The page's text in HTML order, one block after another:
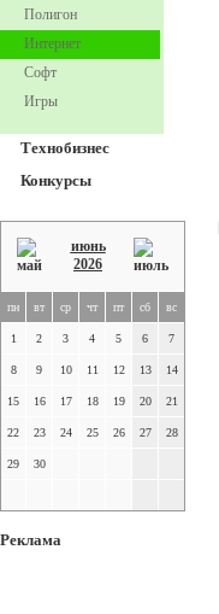
Полигон
Интернет
Софт
Игры
Технобизнес
Конкурсы
июнь
2026
пн вт ср чт пт сб вс
1 2 3 4 5 6 7
8 9 10 11 12 13 14
15 16 17 18 19 20 21
22 23 24 25 26 27 28
29 30
Реклама